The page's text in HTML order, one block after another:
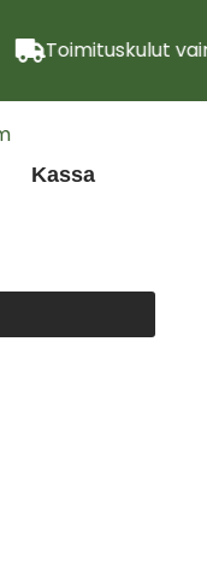
Toimituskulut
Kassa